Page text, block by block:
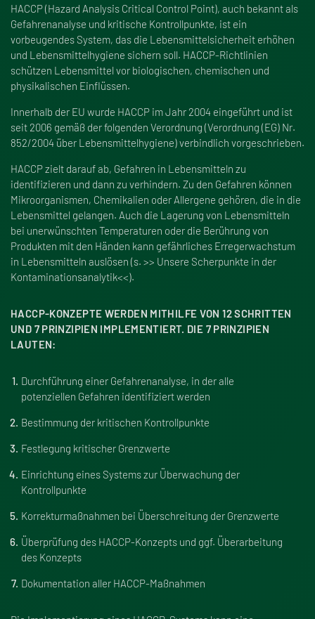
HACCP (Hazard Analysis Critical Control Point), auch bekannt als
Gefahrenanalyse und kritische Kontrollpunkte, ist ein
vorbeugendes System, das die Lebensmittelsicherheit erhöhen
und Lebensmittelhygiene sichern soll. HACCP-Richtlinien
schützen Lebensmittel vor biologischen, chemischen und
physikalischen Einflüssen.
Innerhalb der EU wurde HACCP im Jahr 2004 eingeführt und ist
seit 2006 gemäß der folgenden Verordnung (Verordnung (EG) Nr.
852/2004 über Lebensmittelhygiene) verbindlich vorgeschrieben.
HACCP zielt darauf ab, Gefahren in Lebensmitteln zu
identifizieren und dann zu verhindern. Zu den Gefahren können
Mikroorganismen, Chemikalien oder Allergene gehören, die in die
Lebensmittel gelangen. Auch die Lagerung von Lebensmitteln
bei unerwünschten Temperaturen oder die Berührung von
Produkten mit den Händen kann gefährliches Erregerwachstum
in Lebensmitteln auslösen (s. >> Unsere Scherpunkte in der
Kontaminationsanalytik<<).
HACCP-KONZEPTE WERDEN MITHILFE VON 12 SCHRITTEN
UND 7 PRINZIPIEN IMPLEMENTIERT. DIE 7 PRINZIPIEN
LAUTEN:
Durchführung einer Gefahrenanalyse, in der alle
potenziellen Gefahren identifiziert werden
Bestimmung der kritischen Kontrollpunkte
Festlegung kritischer Grenzwerte
Einrichtung eines Systems zur Überwachung der
Kontrollpunkte
Korrekturmaßnahmen bei Überschreitung der Grenzwerte
Überprüfung des HACCP-Konzepts und ggf. Überarbeitung
des Konzepts
Dokumentation aller HACCP-Maßnahmen